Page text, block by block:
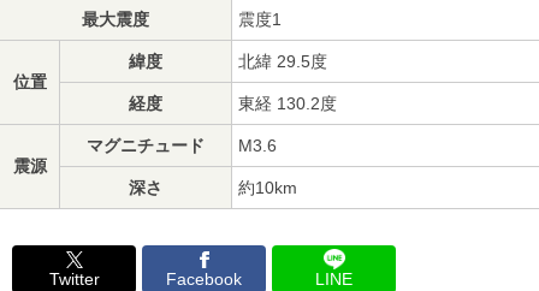
最大震度 震度1
位置
緯度 北緯 29.5度
経度 東経 130.2度
震源
マグニチュード M3.6
深さ 約10km
Twitter Facebook LINE